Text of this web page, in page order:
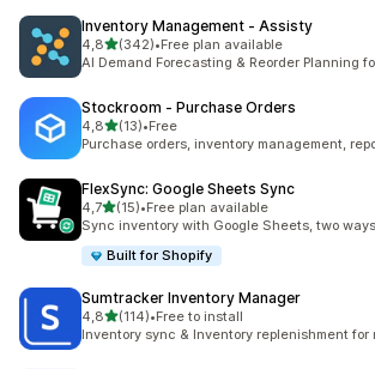
Inventory Management ‑ Assisty
4,8z 5 hvězd
(342)
Celkový počet recenzí: 342
•Free plan available
AI Demand Forecasting & Reorder Planning
Stockroom ‑ Purchase Orders
4,8z 5 hvězd
(13)
Celkový počet recenzí: 13
•Free
Purchase orders, inventory management,
FlexSync: Google Sheets Sync
4,7z 5 hvězd
(15)
Celkový počet recenzí: 15
•Free plan available
Sync inventory with Google Sheets, two
Built for Shopify
Sumtracker Inventory Manager
4,8z 5 hvězd
(114)
Celkový počet recenzí: 114
•Free to install
Inventory sync & Inventory replenishment for